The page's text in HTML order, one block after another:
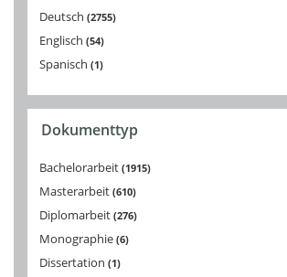
Deutsch 2755
Englisch 54
Spanisch 1
Dokumenttyp
Bachelorarbeit 1915
Masterarbeit 610
Diplomarbeit 276
Monographie 6
Dissertation 1